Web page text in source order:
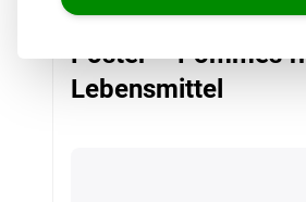
Poster – Pommes
Lebensmittel